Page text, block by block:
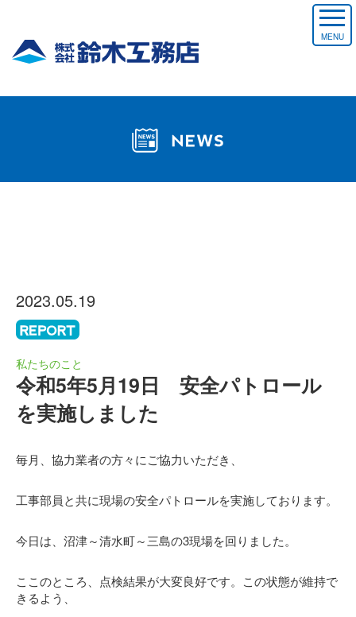
MENU
2023.05.19
私たちのこと
令和5年5月19日 安全パトロール
を実施しました
毎月、協力業者の方々にご協力いただき、
工事部員と共に現場の安全パトロールを実施しております。
今日は、沼津～清水町～三島の3現場を回りました。
ここのところ、点検結果が大変良好です。この状態が維持で
きるよう、